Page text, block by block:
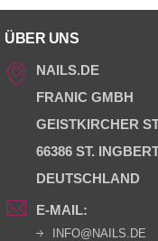
ÜBER UNS
NAILS.DE
FRANIC GMBH
GEISTKIRCHER
66386 ST.
DEUTSCHLAND
E-MAIL:
INFO@NAILS.DE